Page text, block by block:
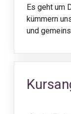
Es geht um
kümmern
und